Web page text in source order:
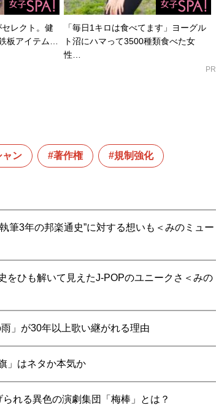
レクト。健
板アイテム…
「毎日1キロは食べてます」ヨーグル
ト沼にハマって3500種類食べた女
性…
PR
ャン 著作権 規制強化
筆3年の邦楽通史”に対する想いも＜みのミュー
をひも解いて見えたJ-POPのユニークさ＜みの
」が30年以上歌い継がれる理由
」はネタか本気か
れる異色の演劇集団「梅棒」とは？